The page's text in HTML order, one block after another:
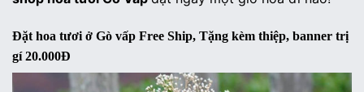
Đặt hoa tươi ở Gò vấp Free Ship, Tặng kèm thiệp, banner trị
gí 20.000Đ